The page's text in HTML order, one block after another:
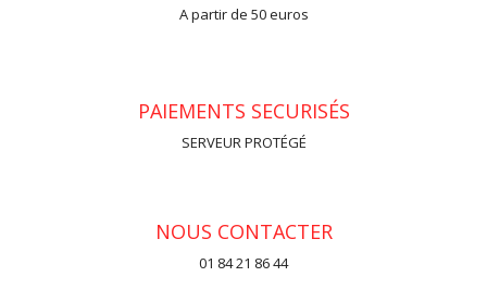
A partir de 50 euros
PAIEMENTS SECURISÉS
SERVEUR PROTÉGÉ
NOUS CONTACTER
01 84 21 86 44